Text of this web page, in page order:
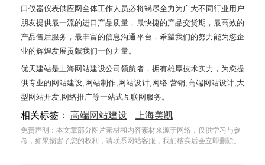
口仪器仪表供应网全体工作人员必将竭尽全力为广大不同行业用户
朋友提供最一流的进口产品质量，最快捷的产品交货期，最高效的
产品售后服务，最丰富的信息沟通平台，希望我们的努力能为您企
业的辉煌发展贡献我们一份力量。
优天建站是上海网站建设公司领航者，拥有雄厚技术实力，为您提
供专业的网站建设,网站制作,网站设计,网络 营销,高端网站设计,大
型网站开发,网络推广等一站式互联网服务。
相关标签： 高端网站建设 上海美凯
免责声明：本文章部分图片素材和内容素材来源于网络，仅供学习与参
考，如果损害了您的权利，请联系网站客服，我们核实后会立即删除。